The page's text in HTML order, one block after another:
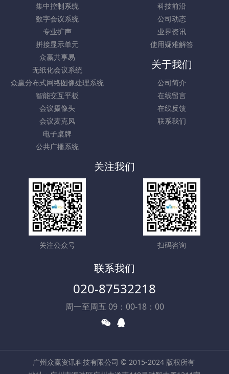
集中控制系统
数字会议系统
专业扩声
拼接显示单元
众赢共享易
无纸化会议系统
众赢分布式网络图像处理系统
智能交互平板
会议摄像头
会议麦克风
电子桌牌
公共广播系统
科技前沿
公司动态
业界资讯
使用疑难解答
关于我们
公司简介
在线留言
在线反馈
联系我们
关注我们
关注公众号 扫码咨询
联系我们
020-87532218
周一至周五 09：00-18：00
广州众赢资讯科技有限公司 © 2015-2024 版权所有